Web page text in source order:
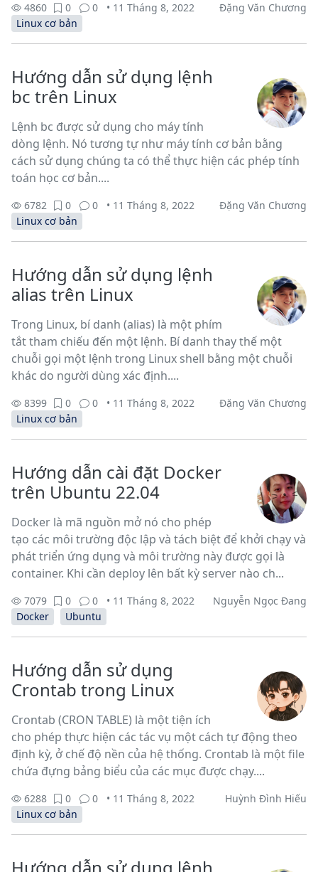
4860 0 0 • 11 Tháng 8, 2022
Đặng Văn Chương
Linux cơ bản
Hướng dẫn sử dụng lệnh
bc trên Linux
Lệnh bc được sử dụng cho máy tính
dòng lệnh. Nó tương tự như máy tính cơ bản bằng
cách sử dụng chúng ta có thể thực hiện các phép tính
toán học cơ bản....
6782 0 0 • 11 Tháng 8, 2022
Đặng Văn Chương
Linux cơ bản
Hướng dẫn sử dụng lệnh
alias trên Linux
Trong Linux, bí danh (alias) là một phím
tắt tham chiếu đến một lệnh. Bí danh thay thế một
chuỗi gọi một lệnh trong Linux shell bằng một chuỗi
khác do người dùng xác định....
8399 0 0 • 11 Tháng 8, 2022
Đặng Văn Chương
Linux cơ bản
Hướng dẫn cài đặt Docker
trên Ubuntu 22.04
Docker là mã nguồn mở nó cho phép
tạo các môi trường độc lập và tách biệt để khởi chạy và
phát triển ứng dụng và môi trường này được gọi là
container. Khi cần deploy lên bất kỳ server nào ch...
7079 0 0 • 11 Tháng 8, 2022
Nguyễn Ngọc Đang
Docker
Ubuntu
Hướng dẫn sử dụng
Crontab trong Linux
Crontab (CRON TABLE) là một tiện ích
cho phép thực hiện các tác vụ một cách tự động theo
định kỳ, ở chế độ nền của hệ thống. Crontab là một file
chứa đựng bảng biểu của các mục được chạy....
6288 0 0 • 11 Tháng 8, 2022
Huỳnh Đình Hiếu
Linux cơ bản